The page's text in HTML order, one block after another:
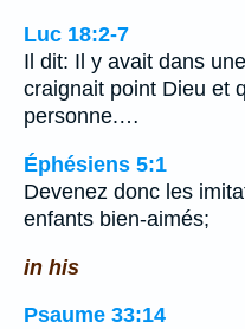
Luc 18:2-7
Il dit: Il y avait dans
craignait point Dieu et
personne.…
Éphésiens 5:1
Devenez donc les
enfants bien-aimés;
in his
Psaume 33:14